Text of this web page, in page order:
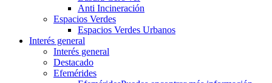
Anti Incineración
Espacios Verdes
Espacios Verdes Urbanos
Interés general
Interés general
Destacado
Efemérides